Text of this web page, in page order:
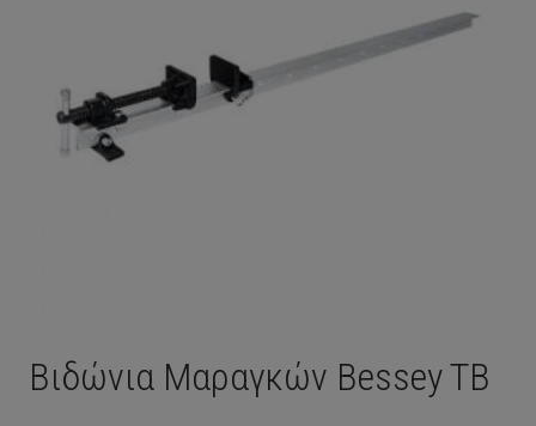
Βιδώνια Μαραγκών Bessey TB